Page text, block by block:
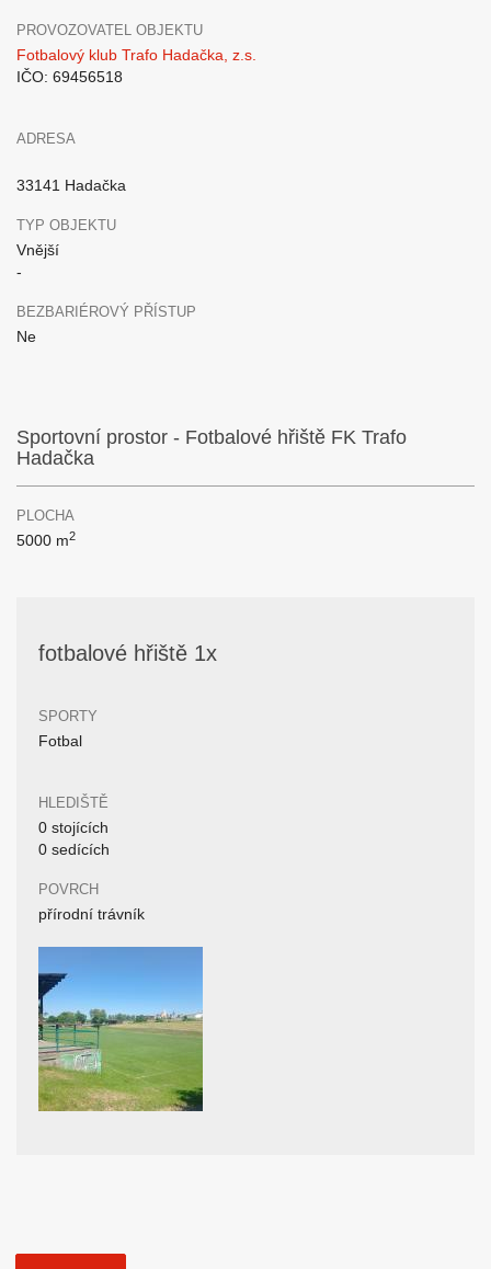
PROVOZOVATEL OBJEKTU
Fotbalový klub Trafo Hadačka, z.s.
IČO: 69456518
ADRESA
33141 Hadačka
TYP OBJEKTU
Vnější
-
BEZBARIÉROVÝ PŘÍSTUP
Ne
Sportovní prostor - Fotbalové hřiště FK Trafo
Hadačka
PLOCHA
5000 m2
fotbalové hřiště 1x
SPORTY
Fotbal
HLEDIŠTĚ
0 stojících
0 sedících
POVRCH
přírodní trávník